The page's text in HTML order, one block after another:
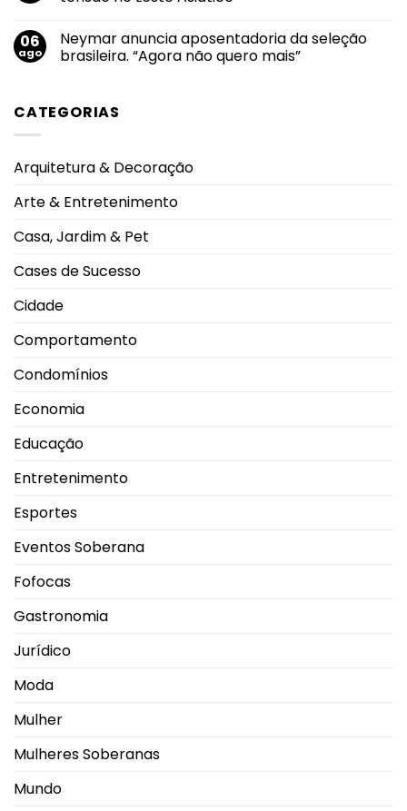
condomínio
morto
em
Uberlândia
coloca
cidades
da
vermelho
em
Coreia
do
balístico
e
Leste
06
ago
Neymar anuncia aposentadoria da seleção
brasileira. “Agora não quero mais”
Neymar
anuncia
brasileira.
quero
CATEGORIAS
Arquitetura & Decoração
Arte & Entretenimento
Casa, Jardim & Pet
Cases de Sucesso
Cidade
Comportamento
Condomínios
Economia
Educação
Entretenimento
Esportes
Eventos Soberana
Fofocas
Gastronomia
Jurídico
Moda
Mulher
Mulheres Soberanas
Mundo